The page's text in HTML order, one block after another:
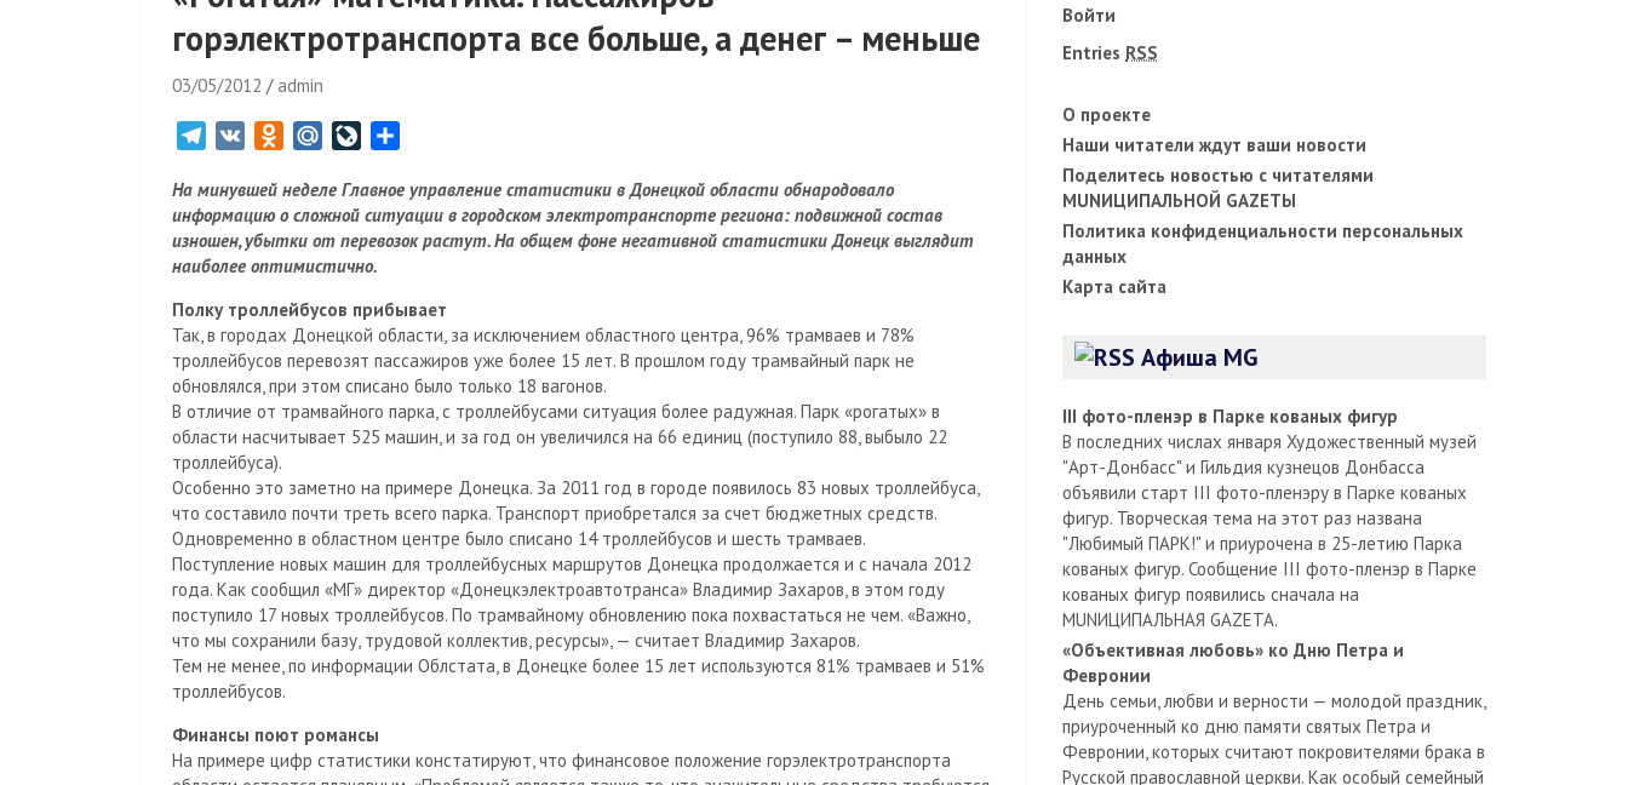
горэлектротранспорта все больше, а денег – меньше
03/05/2012 admin
l
e
g
a
m
n
o
k
a
s
s
n
M
i
l
.
u
v
e
J
u
r
n
a
l
п
р
а
и
т
ь
На минувшей неделе Главное управление статистики в Донецкой области обнародовало
информацию о сложной ситуации в городском электротранспорте региона: подвижной состав
изношен, убытки от перевозок растут. На общем фоне негативной статистики Донецк выглядит
наиболее оптимистично.
Полку троллейбусов прибывает
Так, в городах Донецкой области, за исключением областного центра, 96% трамваев и 78%
троллейбусов перевозят пассажиров уже более 15 лет. В прошлом году трамвайный парк не
обновлялся, при этом списано было только 18 вагонов.
В отличие от трамвайного парка, с троллейбусами ситуация более радужная. Парк «рогатых» в
области насчитывает 525 машин, и за год он увеличился на 66 единиц (поступило 88, выбыло 22
троллейбуса).
Особенно это заметно на примере Донецка. За 2011 год в городе появилось 83 новых троллейбуса,
что составило почти треть всего парка. Транспорт приобретался за счет бюджетных средств.
Одновременно в областном центре было списано 14 троллейбусов и шесть трамваев.
Поступление новых машин для троллейбусных маршрутов Донецка продолжается и с начала 2012
года. Как сообщил «МГ» директор «Донецкэлектроавтотранса» Владимир Захаров, в этом году
поступило 17 новых троллейбусов. По трамвайному обновлению пока похвастаться не чем. «Важно,
что мы сохранили базу, трудовой коллектив, ресурсы», — считает Владимир Захаров.
Тем не менее, по информации Облстата, в Донецке более 15 лет используются 81% трамваев и 51%
троллейбусов.
Финансы поют романсы
На примере цифр статистики констатируют, что финансовое положение горэлектротранспорта
Войти
Entries RSS
О проекте
Наши читатели ждут ваши новости
Поделитесь новостью с читателями
MUNИЦИПАЛЬНОЙ GAZЕТЫ
Политика конфиденциальности персональных
данных
Карта сайта
Афиша MG
III фото-пленэр в Парке кованых фигур
В последних числах января Художественный музей
"Арт-Донбасс" и Гильдия кузнецов Донбасса
объявили старт III фото-пленэру в Парке кованых
фигур. Творческая тема на этот раз названа
"Любимый ПАРК!" и приурочена в 25-летию Парка
кованых фигур. Сообщение III фото-пленэр в Парке
кованых фигур появились сначала на
MUNИЦИПАЛЬНАЯ GAZЕТА.
«Объективная любовь» ко Дню Петра и
Февронии
День семьи, любви и верности — молодой праздник,
приуроченный ко дню памяти святых Петра и
Февронии, которых считают покровителями брака в
Русской православной церкви. Как особый семейный